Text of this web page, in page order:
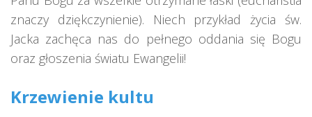
znaczy dziękczynienie). Niech przykład życia św.
Jacka zachęca nas do pełnego oddania się Bogu
oraz głoszenia światu Ewangelii!
Krzewienie kultu